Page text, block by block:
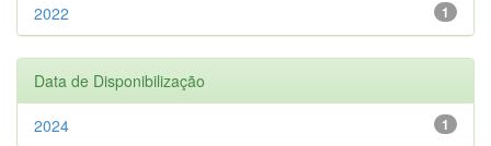
1
2022
Data de Disponibilização
1
2024